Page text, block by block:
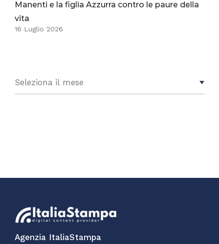
Manenti e la figlia Azzurra contro le paure della
vita
16 Luglio 2026
Agenzia ItaliaStampa